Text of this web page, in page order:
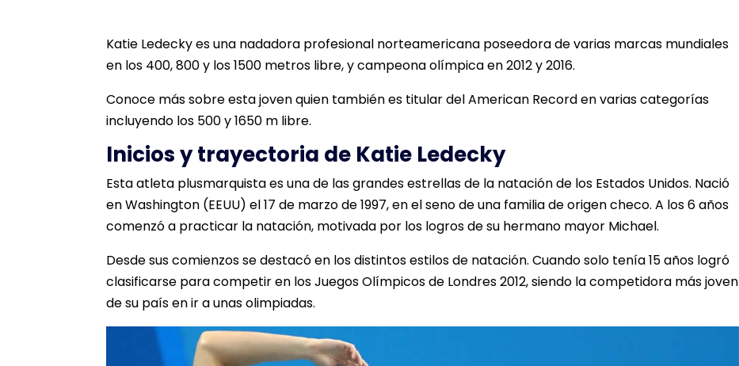
Katie Ledecky es una nadadora profesional norteamericana poseedora de varias marcas mundiales
en los 400, 800 y los 1500 metros libre, y campeona olímpica en 2012 y 2016.
Conoce más sobre esta joven quien también es titular del American Record en varias categorías
incluyendo los 500 y 1650 m libre.
Inicios y trayectoria de Katie Ledecky
Esta atleta plusmarquista es una de las grandes estrellas de la natación de los Estados Unidos. Nació
en Washington (EEUU) el 17 de marzo de 1997, en el seno de una familia de origen checo. A los 6 años
comenzó a practicar la natación, motivada por los logros de su hermano mayor Michael.
Desde sus comienzos se destacó en los distintos estilos de natación. Cuando solo tenía 15 años logró
clasificarse para competir en los Juegos Olímpicos de Londres 2012, siendo la competidora más joven
de su país en ir a unas olimpiadas.